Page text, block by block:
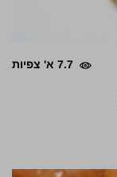
7.7 א' צפיות